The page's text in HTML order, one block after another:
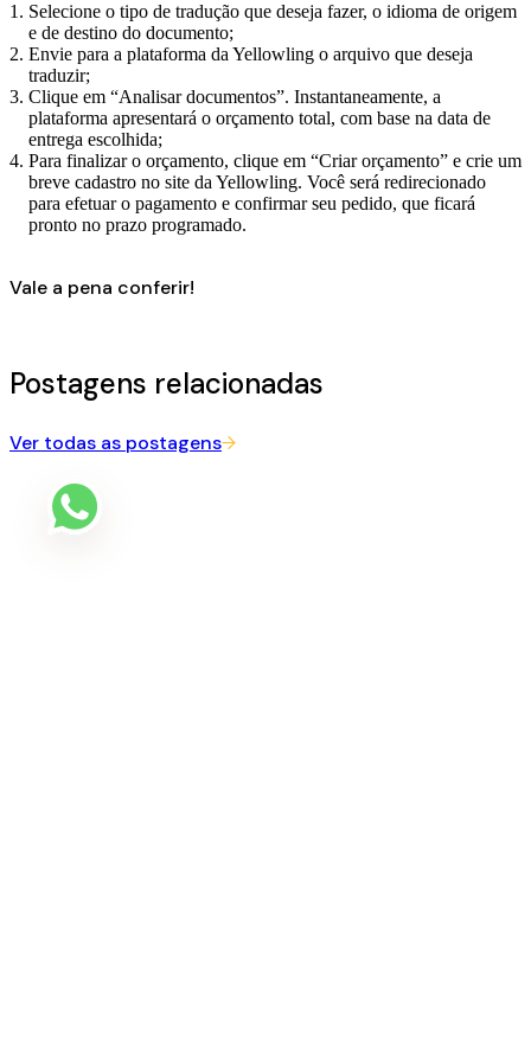
Selecione o tipo de tradução que deseja fazer, o idioma de origem
e de destino do documento;
Envie para a plataforma da Yellowling o arquivo que deseja
traduzir;
Clique em “Analisar documentos”. Instantaneamente, a
plataforma apresentará o orçamento total, com base na data de
entrega escolhida;
Para finalizar o orçamento, clique em “Criar orçamento” e crie um
breve cadastro no site da Yellowling. Você será redirecionado
para efetuar o pagamento e confirmar seu pedido, que ficará
pronto no prazo programado.
Vale a pena conferir!
Postagens relacionadas
Ver todas as postagens